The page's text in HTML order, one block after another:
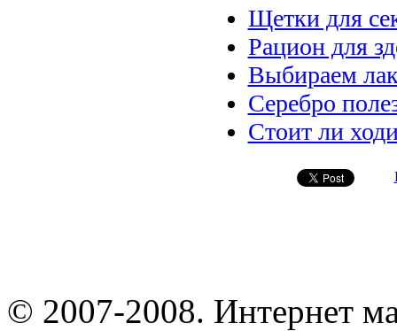
Щетки для
Рацион для
Выбираем
Серебро
Стоит ли
© 2007-2008. Интернет